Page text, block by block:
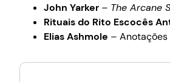
John Yarker – The Arcane
Rituais do Rito Escocês
Elias Ashmole –